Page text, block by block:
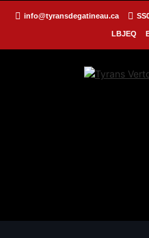
info@tyransdegatineau.ca
LBJEQ